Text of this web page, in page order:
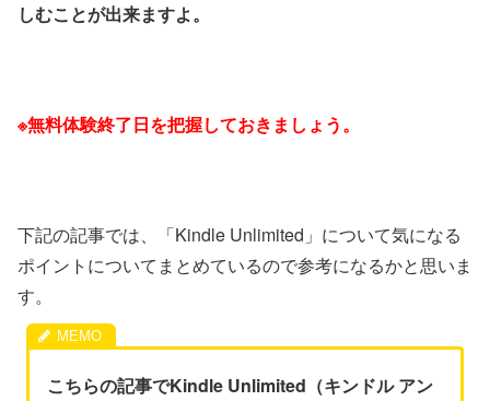
しむことが出来ますよ。
※無料体験終了日を把握しておきましょう。
下記の記事では、「Kindle Unlimited」について気になる
ポイントについてまとめているので参考になるかと思いま
す。
こちらの記事でKindle Unlimited（キンドル アン